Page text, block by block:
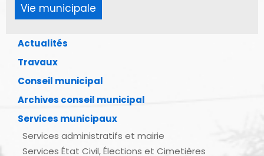
Vie municipale
Actualités
Travaux
Conseil municipal
Archives conseil municipal
Services municipaux
Services administratifs et mairie
Services État Civil, Élections et Cimetières